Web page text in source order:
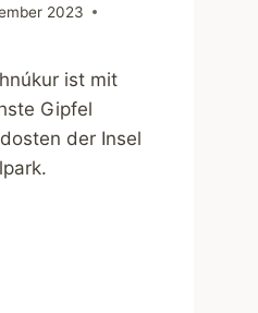
2023
ist mit
Gipfel
der Insel